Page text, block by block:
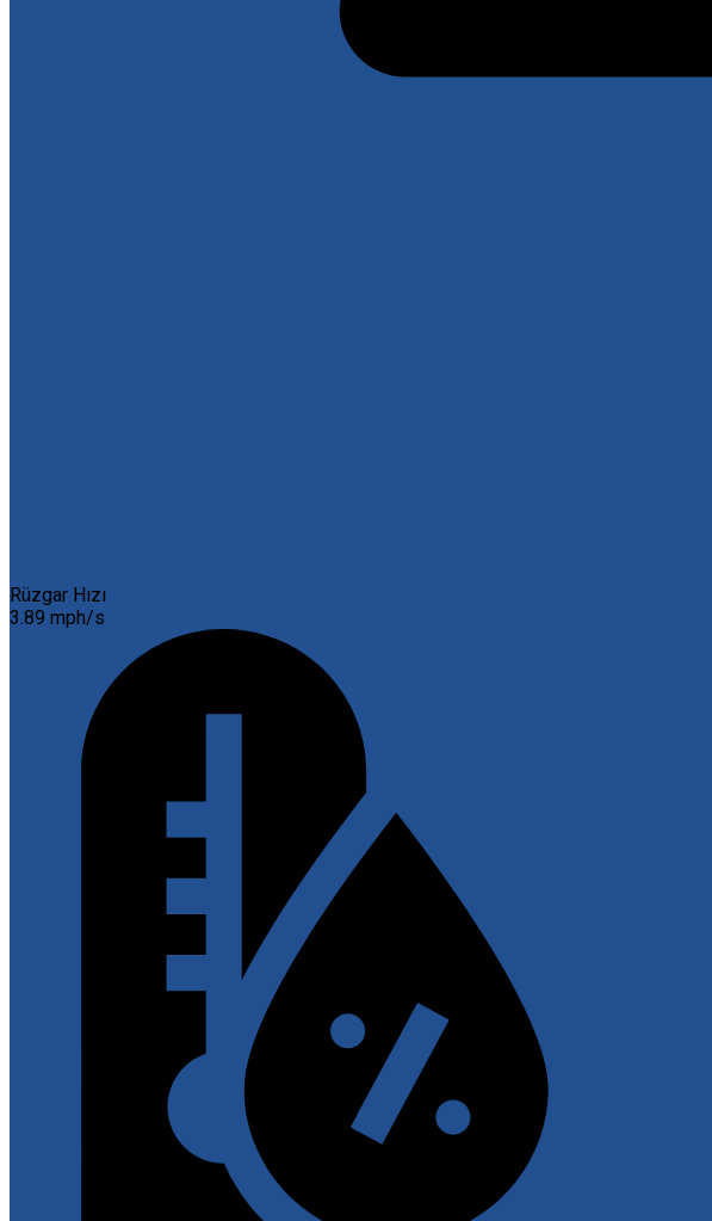
Rüzgar Hızı
3.89 mph/s